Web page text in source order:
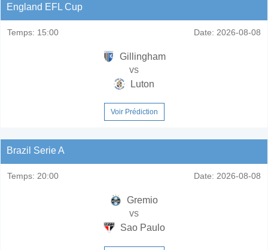
England EFL Cup
Temps: 15:00 Date: 2026-08-08
Gillingham
vs
Luton
Voir Prédiction
Brazil Serie A
Temps: 20:00 Date: 2026-08-08
Gremio
vs
Sao Paulo